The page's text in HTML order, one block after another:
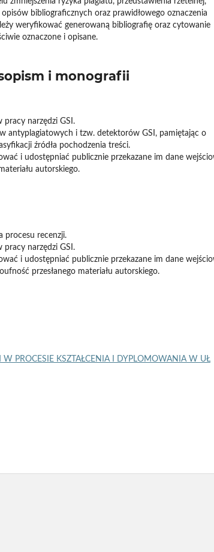
bibliograficznych oraz prawidłowego oznaczenia
weryfikować generowaną bibliografię oraz cytowanie
oznaczone i opisane.
i monografii
pracy narzędzi GSI.
antyplagiatowych i tzw. detektorów GSI, pamiętając o
źródła pochodzenia treści.
i udostępniać publicznie przekazane im dane
autorskiego.
procesu recenzji.
pracy narzędzi GSI.
i udostępniać publicznie przekazane im dane
przesłanego materiału autorskiego.
PROCESIE KSZTAŁCENIA I DYPLOMOWANIA W UŁ